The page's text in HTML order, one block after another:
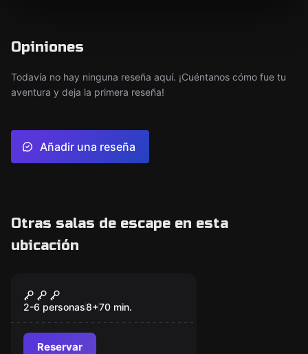
Opiniones
Todavía no hay ninguna reseña aquí. ¡Cuéntanos cómo fue tu
aventura y deja la primera reseña!
Añadir una reseña
Otras salas de escape en esta
ubicación
Nuevo
El legado del Fénix
2-6 personas8+70 min.
Reservar